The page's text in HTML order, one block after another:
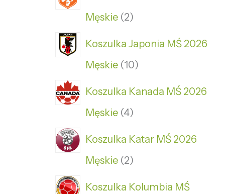
Męskie 2
Koszulka Japonia MŚ 2026
Męskie 10
Koszulka Kanada MŚ 2026
Męskie 4
Koszulka Katar MŚ 2026
Męskie 2
Koszulka Kolumbia MŚ